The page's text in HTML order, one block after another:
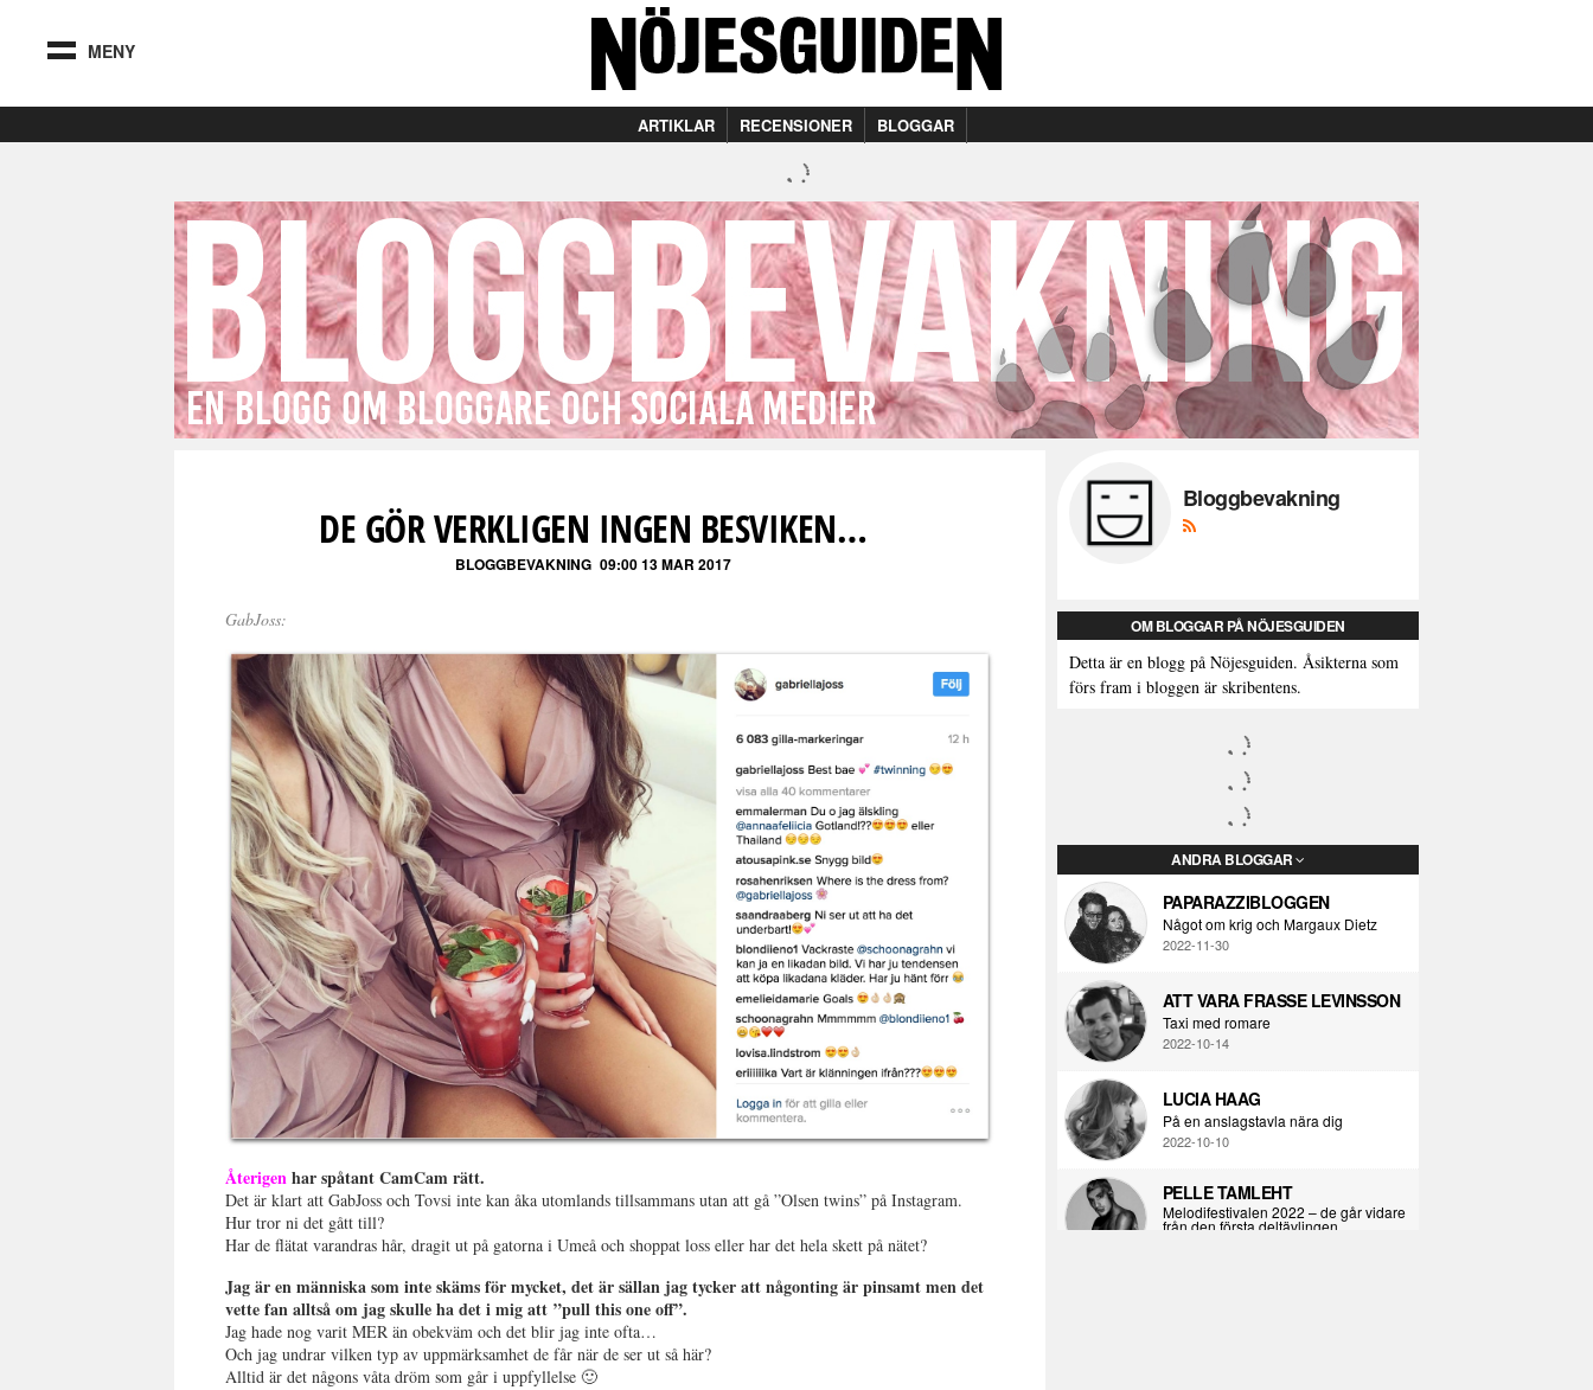
MENY
ARTIKLAR RECENSIONER BLOGGAR
DE GÖR VERKLIGEN INGEN BESVIKEN…
BLOGGBEVAKNING 09:00 13 MAR 2017
GabJoss:
Återigenhar spåtant CamCam rätt.
Det är klart att GabJoss och Tovsi inte kan åka utomlands tillsammans utan att gå ”Olsen twins” på Instagram.
Hur tror ni det gått till?
Har de flätat varandras hår, dragit ut på gatorna i Umeå och shoppat loss eller har det hela skett på nätet?
Jag är en människa som inte skäms för mycket, det är sällan jag tycker att någonting är pinsamt men det
vette fan alltså om jag skulle ha det i mig att ”pull this one off”.
Jag hade nog varit MER än obekväm och det blir jag inte ofta…
Och jag undrar vilken typ av uppmärksamhet de får när de ser ut så här?
Alltid är det någons våta dröm som går i uppfyllelse 🙂
Bloggbevakning
OM BLOGGAR PÅ NÖJESGUIDEN
Detta är en blogg på Nöjesguiden. Åsikterna som
förs fram i bloggen är skribentens.
ANDRA BLOGGAR
PAPARAZZIBLOGGEN
Något om krig och Margaux Dietz
2022-11-30
ATT VARA FRASSE LEVINSSON
Taxi med romare
2022-10-14
LUCIA HAAG
På en anslagstavla nära dig
2022-10-10
PELLE TAMLEHT
Melodifestivalen 2022 – de går vidare
från den första deltävlingen